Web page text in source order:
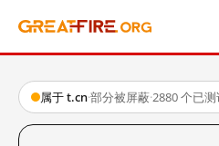
属于 t.cn·部分被屏蔽·2880 个已